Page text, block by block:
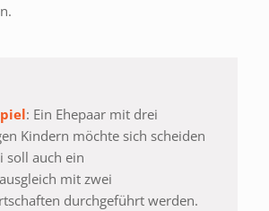
: Ein Ehepaar mit drei
Kindern möchte sich scheiden
soll auch ein
mit zwei
durchgeführt werden.